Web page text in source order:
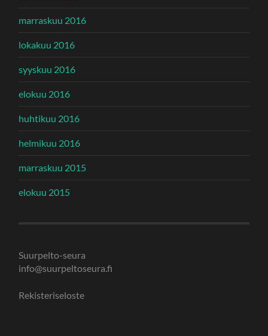
marraskuu 2016
lokakuu 2016
syyskuu 2016
elokuu 2016
huhtikuu 2016
helmikuu 2016
marraskuu 2015
elokuu 2015
Suurpelto-seura
info@suurpeltoseura.fi
Rekisteriseloste